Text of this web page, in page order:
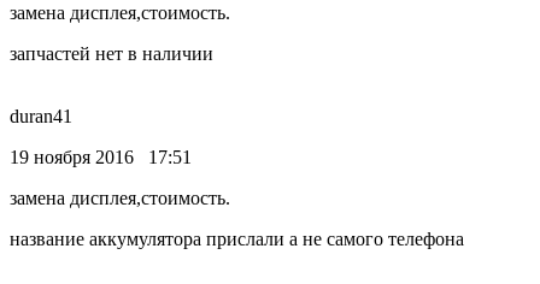
замена дисплея,стоимость.
запчастей нет в наличии
duran41
19 ноября 2016 17:51
замена дисплея,стоимость.
название аккумулятора прислали а не самого телефона